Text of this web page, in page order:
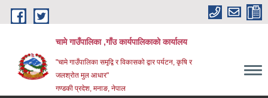
Skip to main content
चामे गाउँपालिका ,गाँउ कार्यपालिकाको कार्यालय
"चामे गाउँपालिका समृद्वि र विकासको द्वार पर्यटन, कृषि र
जलश्रोत मुल आधार"
गण्डकी प्रदेश, मनाङ, नेपाल